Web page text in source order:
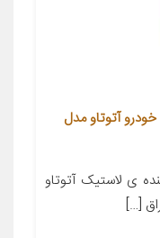
آتوتاو مدل
ی لاستیک آتوتاو
[…]